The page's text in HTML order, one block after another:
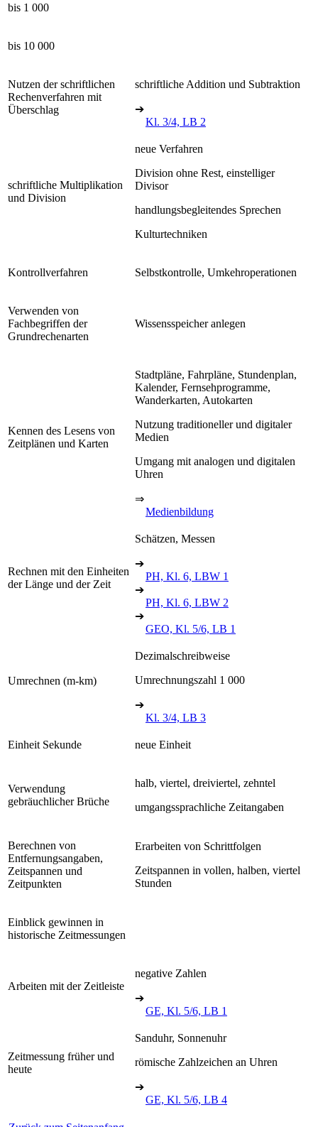
bis 1 000
bis 10 000
Nutzen der schriftlichen
Rechenverfahren mit
Überschlag
schriftliche Addition und Subtraktion
➔
Kl. 3/4, LB 2
schriftliche Multiplikation
und Division
neue Verfahren
Division ohne Rest, einstelliger
Divisor
handlungsbegleitendes Sprechen
Kulturtechniken
Kontrollverfahren Selbstkontrolle, Umkehroperationen
Verwenden von
Fachbegriffen der
Grundrechenarten
Wissensspeicher anlegen
Kennen des Lesens von
Zeitplänen und Karten
Stadtpläne, Fahrpläne, Stundenplan,
Kalender, Fernsehprogramme,
Wanderkarten, Autokarten
Nutzung traditioneller und digitaler
Medien
Umgang mit analogen und digitalen
Uhren
⇒
Medienbildung
Rechnen mit den Einheiten
der Länge und der Zeit
Schätzen, Messen
➔
PH, Kl. 6, LBW 1
➔
PH, Kl. 6, LBW 2
➔
GEO, Kl. 5/6, LB 1
Umrechnen (m-km)
Dezimalschreibweise
Umrechnungszahl 1 000
➔
Kl. 3/4, LB 3
Einheit Sekunde neue Einheit
Verwendung
gebräuchlicher Brüche
halb, viertel, dreiviertel, zehntel
umgangssprachliche Zeitangaben
Berechnen von
Entfernungsangaben,
Zeitspannen und
Zeitpunkten
Erarbeiten von Schrittfolgen
Zeitspannen in vollen, halben, viertel
Stunden
Einblick gewinnen in
historische Zeitmessungen
Arbeiten mit der Zeitleiste
negative Zahlen
➔
GE, Kl. 5/6, LB 1
Zeitmessung früher und
heute
Sanduhr, Sonnenuhr
römische Zahlzeichen an Uhren
➔
GE, Kl. 5/6, LB 4